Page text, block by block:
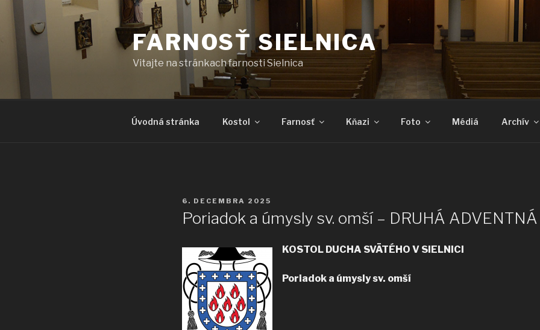
Prejsť
FARNOSŤ SIELNICA
Vitajte na stránkach farnosti Sielnica
Úvodná stránka Kostol Farnosť Kňazi Foto Médiá Archív
PUBLIKOVANÉ
6. DECEMBRA 2025
Poriadok a úmysly sv. omší – DRUHÁ
KOSTOL DUCHA SVÄTÉHO V SIELNICI
Poriadok a úmysly sv. omší